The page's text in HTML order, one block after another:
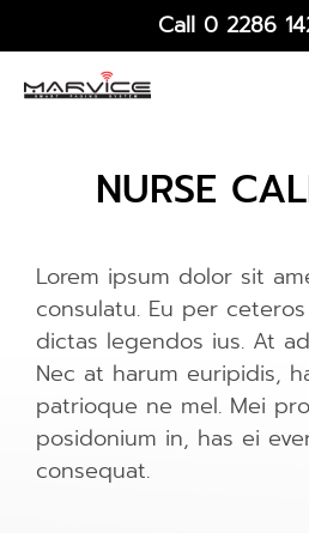
Call 0 2286
NURSE
Lorem ipsum dolor sit
consulatu. Eu per
dictas legendos ius. At
Nec at harum euripidis,
patrioque ne mel. Mei
posidonium in, has ei
consequat.